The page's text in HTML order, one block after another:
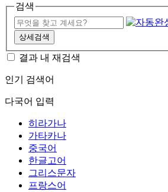
검색
상세검색
결과 내 재검색
인기 검색어
다국어 입력
히라가나
가타카나
중국어
한글고어
그리스문자
프랑스어